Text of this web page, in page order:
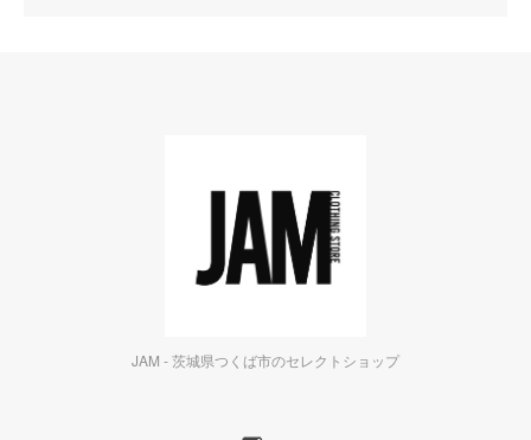
JAM - 茨城県つくば市のセレクトショップ